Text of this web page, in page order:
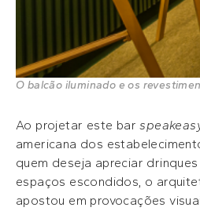
O balcão iluminado e os
Ao projetar este bar
americana dos
quem deseja apreciar
espaços escondidos, o
apostou em provocações